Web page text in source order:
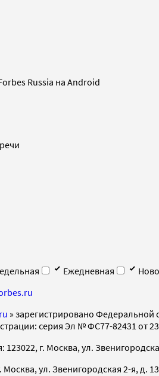
Russia на Android
Ежедневная
» зарегистрировано
серия Эл № ФС77-82431 от 23
г. Москва, ул.
ул. Звенигородская 2-я, д.